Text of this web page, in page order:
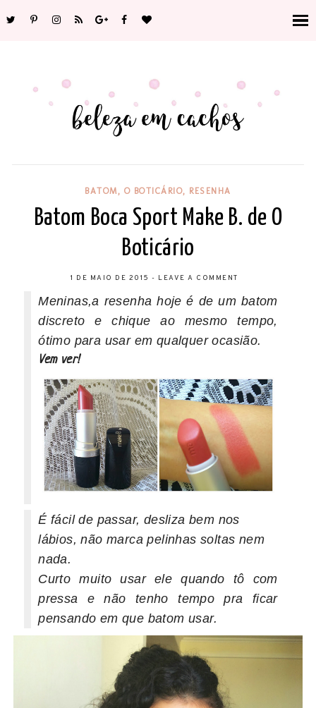
BATOM, O BOTICÁRIO, RESENHA
Batom Boca Sport Make B. de O
Boticário
1 DE MAIO DE 2015- LEAVE A COMMENT
Meninas,a resenha hoje é de um batom
discreto e chique ao mesmo tempo,
ótimo para usar em qualquer ocasião.
Vem ver!
É fácil de passar, desliza bem nos
lábios, não marca pelinhas soltas nem
nada.
Curto muito usar ele quando tô com
pressa e não tenho tempo pra ficar
pensando em que batom usar.